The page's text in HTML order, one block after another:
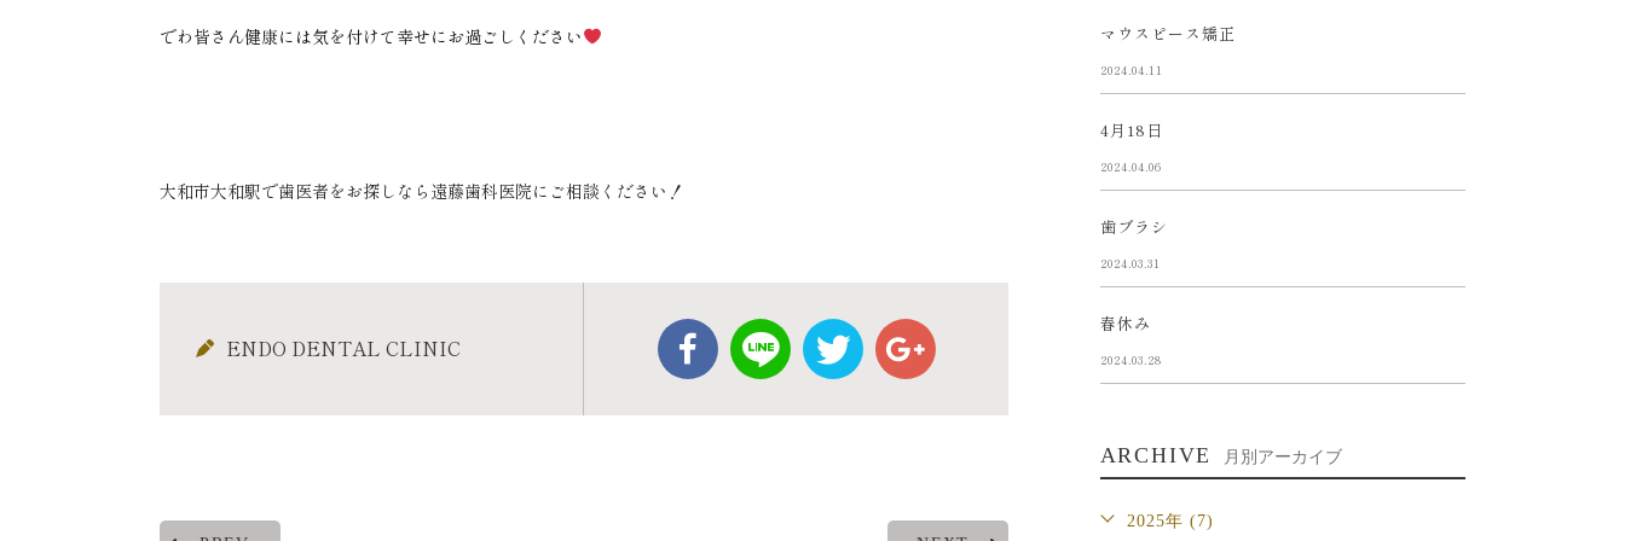
でわ皆さん健康には気を付けて幸せにお過ごしください
大和市大和駅で歯医者をお探しなら遠藤歯科医院にご相談ください！
ENDO DENTAL CLINIC
マウスピース矯正
2024.04.11
4月18日
2024.04.06
歯ブラシ
2024.03.31
春休み
2024.03.28
ARCHIVE 月別アーカイブ
2025年 (7)